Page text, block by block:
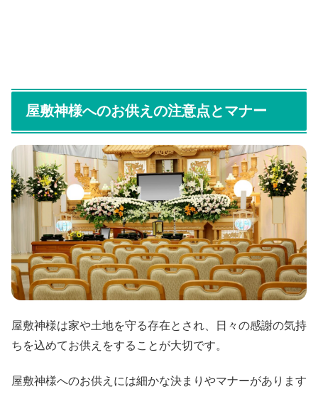
屋敷神様へのお供えの注意点とマナー
屋敷神様は家や土地を守る存在とされ、日々の感謝の気持
ちを込めてお供えをすることが大切です。
屋敷神様へのお供えには細かな決まりやマナーがあります